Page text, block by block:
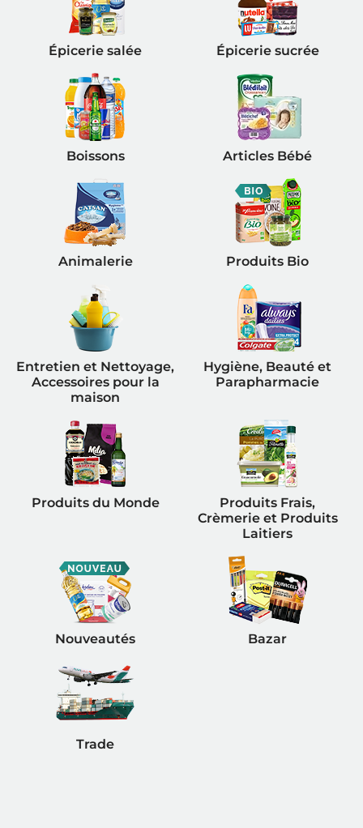
Épicerie salée Épicerie sucrée
Boissons Articles Bébé
Animalerie Produits Bio
Entretien et Nettoyage,
Accessoires pour la
maison
Hygiène, Beauté et
Parapharmacie
Produits du Monde
Produits Frais,
Crèmerie et Produits
Laitiers
Nouveautés Bazar
Trade